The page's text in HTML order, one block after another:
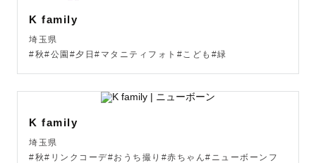
K family
埼玉県
#秋#公園#夕日#マタニティフォト#こども#緑
K family
埼玉県
#秋#リンクコーデ#おうち撮り#赤ちゃん#ニューボーンフ